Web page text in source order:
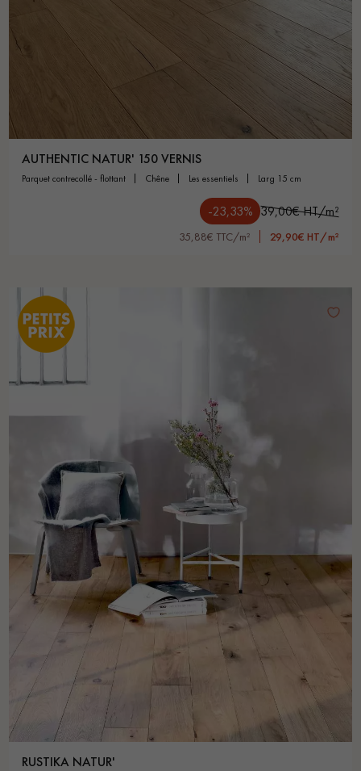
AUTHENTIC NATUR' 150 VERNIS
parquet contrecollé - flottant chêne les essentiels larg 15 cm
-23,33% 39,00€ HT/m²
35,88€ TTC/m² 29,90€ HT/m²
RUSTIKA NATUR'